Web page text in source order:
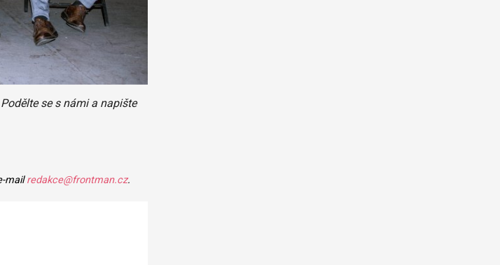
se s námi a napište
mailredakce@frontman.cz.